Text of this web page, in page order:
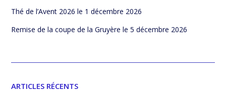
Thé de l’Avent 2026 le 1 décembre 2026
Remise de la coupe de la Gruyère le 5 décembre 2026
ARTICLES RÉCENTS